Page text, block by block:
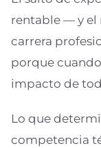
rentable — y el
carrera
porque
impacto de
Lo que
competencia